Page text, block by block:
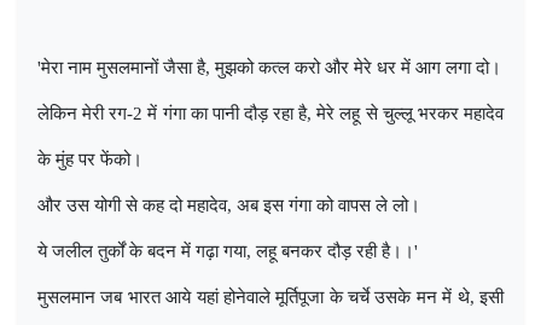
'मेरा नाम मुसलमानों जैसा है,मुझको कत्ल करो और मेरे धर में आग लगा दो।
लेकिन मेरी रग-2 में गंगा का पानी दौड़ रहा है,मेरे लहू से चुल्लू भरकर महादेव
के मुंह पर फेंको।
और उस योगी से कह दो महादेव, अब इस गंगा को वापस ले लो।
ये जलील तुर्कों के बदन में गढ़ा गया,लहू बनकर दौड़ रही है।।'
मुसलमान जब भारत आये यहां होनेवाले मूर्तिपूजा के चर्चे उसके मन में थे,इसी